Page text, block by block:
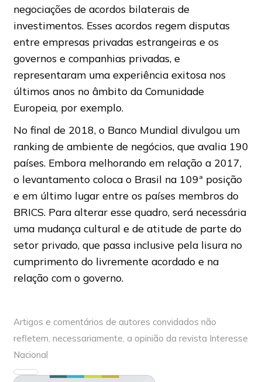
negociações de acordos bilaterais de
investimentos. Esses acordos regem disputas
entre empresas privadas estrangeiras e os
governos e companhias privadas, e
representaram uma experiência exitosa nos
últimos anos no âmbito da Comunidade
Europeia, por exemplo.
No final de 2018, o Banco Mundial divulgou um
ranking de ambiente de negócios, que avalia 190
países. Embora melhorando em relação a 2017,
o levantamento coloca o Brasil na 109ª posição
e em último lugar entre os países membros do
BRICS. Para alterar esse quadro, será necessária
uma mudança cultural e de atitude de parte do
setor privado, que passa inclusive pela lisura no
cumprimento do livremente acordado e na
relação com o governo.
Artigos e comentários de autores convidados não
refletem, necessariamente, a opinião da revista Interesse
Nacional